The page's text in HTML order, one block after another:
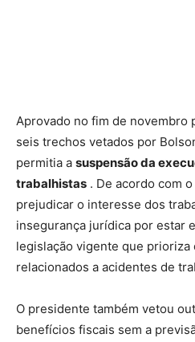
Aprovado no fim de novembro
seis trechos vetados por
permitia a suspensão da
trabalhistas . De acordo com
prejudicar o interesse dos
insegurança jurídica por estar
legislação vigente que
relacionados a acidentes de
O presidente também vetou
benefícios fiscais sem a